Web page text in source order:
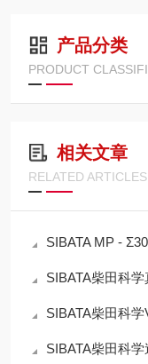
产品分类
PRODUCT
相关文章
RELATED ARTICLES
SIBATA MP -
SIBATA柴田科
SIBATA柴田科
SIBATA柴田科学迷你